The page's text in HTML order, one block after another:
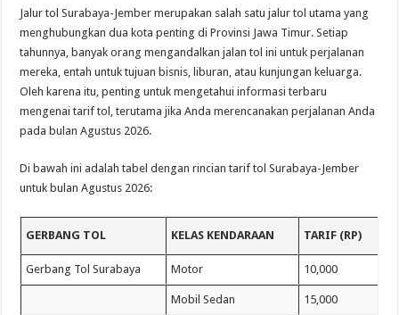
Jalur tol Surabaya-Jember merupakan salah satu jalur tol utama yang
menghubungkan dua kota penting di Provinsi Jawa Timur. Setiap
tahunnya, banyak orang mengandalkan jalan tol ini untuk perjalanan
mereka, entah untuk tujuan bisnis, liburan, atau kunjungan keluarga.
Oleh karena itu, penting untuk mengetahui informasi terbaru
mengenai tarif tol, terutama jika Anda merencanakan perjalanan Anda
pada bulan Agustus 2026.
Di bawah ini adalah tabel dengan rincian tarif tol Surabaya-Jember
untuk bulan Agustus 2026:
GERBANG TOL KELAS KENDARAAN TARIF (RP)
Gerbang Tol Surabaya Motor 10,000
Mobil Sedan 15,000